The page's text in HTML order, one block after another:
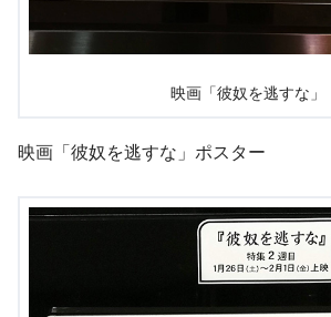
映画「彼奴を逃すな」
映画「彼奴を逃すな」ポスター